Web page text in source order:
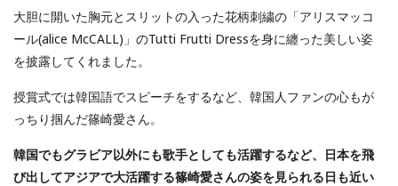
大胆に開いた胸元とスリットの入った花柄刺繍の「アリスマッコ
ール(alice McCALL)」のTutti Frutti Dressを身に纏った美しい姿
を披露してくれました。
授賞式では韓国語でスピーチをするなど、韓国人ファンの心もが
っちり掴んだ篠崎愛さん。
韓国でもグラビア以外にも歌手としても活躍するなど、日本を飛
び出してアジアで大活躍する篠崎愛さんの姿を見られる日も近い